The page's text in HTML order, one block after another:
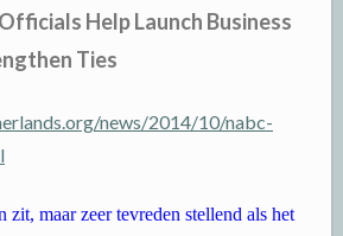
Help Launch Business
Ties
news/2014/10/nabc-
zit, maar zeer tevreden stellend als het